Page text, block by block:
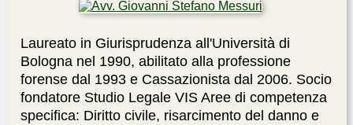
Laureato in Giurisprudenza all'Università di
Bologna nel 1990, abilitato alla professione
forense dal 1993 e Cassazionista dal 2006. Socio
fondatore Studio Legale VIS Aree di competenza
specifica: Diritto civile, risarcimento del danno e